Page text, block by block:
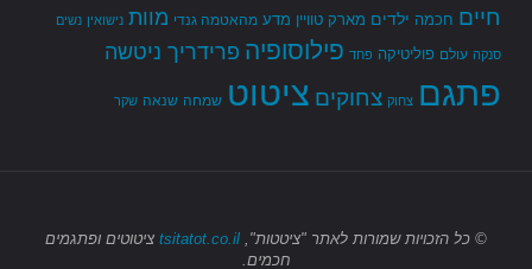
חיים חכמה ילדים מארק טוויין מדע מהאטמה גנדי מוות נישואין נשים
סנקה עולם פוליטיקה פחד פילוסופיה פרידריך ניטשה
פתגם צחוק צחוקים ציטוט שמחה שנאה שקר
© כל הזכויות שמורות לאתר "ציטטות", tsitatot.co.il ציטוטים ופתגמים
חכמים.